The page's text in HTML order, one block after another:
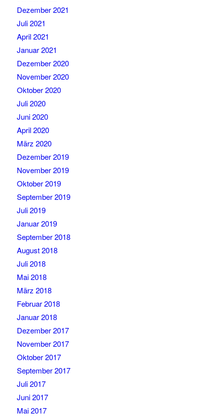
Dezember 2021
Juli 2021
April 2021
Januar 2021
Dezember 2020
November 2020
Oktober 2020
Juli 2020
Juni 2020
April 2020
März 2020
Dezember 2019
November 2019
Oktober 2019
September 2019
Juli 2019
Januar 2019
September 2018
August 2018
Juli 2018
Mai 2018
März 2018
Februar 2018
Januar 2018
Dezember 2017
November 2017
Oktober 2017
September 2017
Juli 2017
Juni 2017
Mai 2017